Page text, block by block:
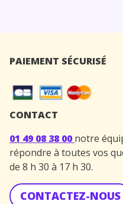
PAIEMENT SÉCURISÉ
CONTACT
01 49 08 38 00 notre
répondre à toutes vos
de 8 h 30 à 17 h 30.
CONTACTEZ-NOUS